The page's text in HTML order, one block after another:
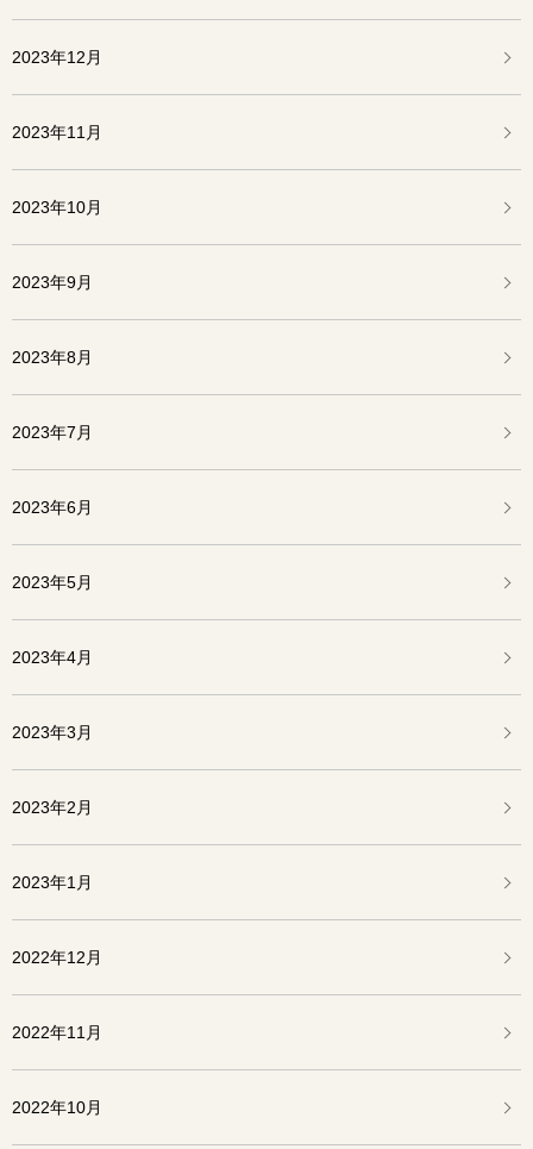
2023年12月
2023年11月
2023年10月
2023年9月
2023年8月
2023年7月
2023年6月
2023年5月
2023年4月
2023年3月
2023年2月
2023年1月
2022年12月
2022年11月
2022年10月